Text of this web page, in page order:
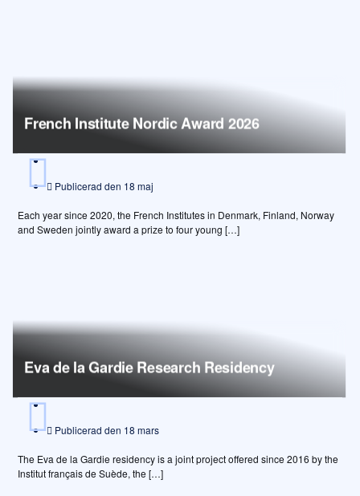
French Institute Nordic Award 2026
Publicerad den 18 maj
Each year since 2020, the French Institutes in Denmark, Finland, Norway
and Sweden jointly award a prize to four young […]
Eva de la Gardie Research Residency
Publicerad den 18 mars
The Eva de la Gardie residency is a joint project offered since 2016 by the
Institut français de Suède, the […]